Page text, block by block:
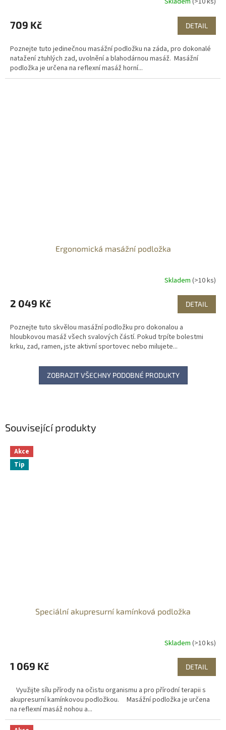
Související produkty
Akce
Tip
Speciální akupresurní kamínková podložka
Skladem (>10 ks)
1 069 Kč DETAIL
Využijte sílu přírody na očistu organismu a pro přírodní terapii s
akupresurní kamínkovou podložkou. Masážní podložka je určena
na reflexní masáž nohou a...
709 Kč DETAIL
Poznejte tuto jedinečnou masážní podložku na záda, pro dokonalé
natažení ztuhlých zad, uvolnění a blahodárnou masáž. Masážní
podložka je určena na reflexní masáž horní...
Ergonomická masážní podložka
Skladem (>10 ks)
2 049 Kč DETAIL
Poznejte tuto skvělou masážní podložku pro dokonalou a
hloubkovou masáž všech svalových částí. Pokud trpíte bolestmi
krku, zad, ramen, jste aktivní sportovec nebo milujete...
ZOBRAZIT VŠECHNY PODOBNÉ PRODUKTY